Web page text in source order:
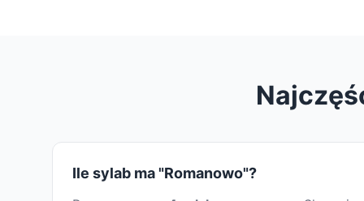
Ile sylab ma "Romanowo"?